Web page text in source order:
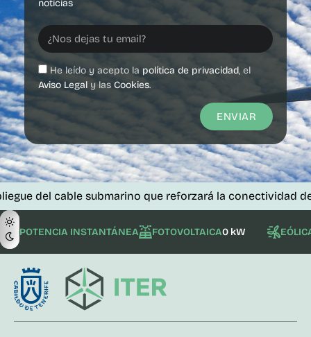
noticias
He leído y acepto la política de privacidad, el
Aviso Legal y las Cookies.
ENVIAR
cable submarino que reforzará la conectividad de las
POTENCIA INSTANTÁNEA FOTOVOLTAICA0 kW